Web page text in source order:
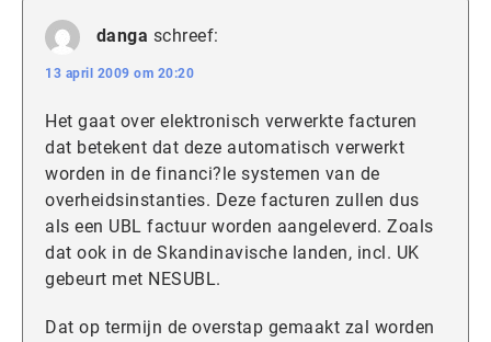
danga schreef:
13 april 2009 om 20:20
Het gaat over elektronisch verwerkte facturen
dat betekent dat deze automatisch verwerkt
worden in de financi?le systemen van de
overheidsinstanties. Deze facturen zullen dus
als een UBL factuur worden aangeleverd. Zoals
dat ook in de Skandinavische landen, incl. UK
gebeurt met NESUBL.
Dat op termijn de overstap gemaakt zal worden